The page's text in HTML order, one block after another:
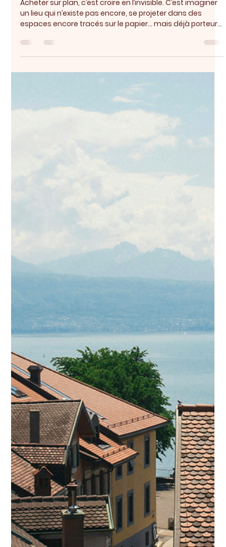
Acheter sur plan
Acheter sur plan, c’est croire en l’invisible. C’est imaginer
un lieu qui n’existe pas encore, se projeter dans des
espaces encore tracés sur le papier… mais déjà porteurs
d’une certaine idée de vie. Pourtant, derrière cette
projection, il existe des repères solides. Le promoteur,
d’abord, qui transforme une promesse en réalité. Les
plans, ensuite, qui dessinent bien plus que des surfaces :
une manière de vivre, fluide et évidente. Puis les détails —
matériaux, finitions, cho